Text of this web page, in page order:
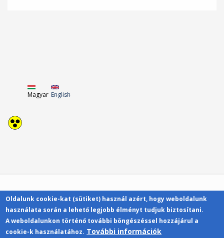
Magyar English
Kapcsolat
Oldalunk cookie-kat (sütiket) használ azért, hogy weboldalunk
használata során a lehető legjobb élményt tudjuk biztosítani.
A weboldalunkon történő további böngészéssel hozzájárul a
cookie-k használatához. További információk